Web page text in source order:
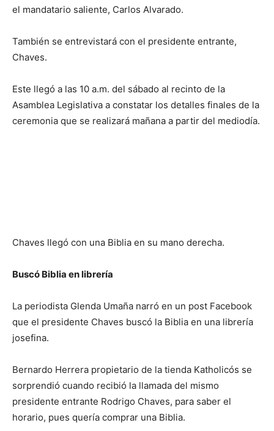
el mandatario saliente, Carlos Alvarado.
También se entrevistará con el presidente entrante,
Chaves.
Este llegó a las 10 a.m. del sábado al recinto de la
Asamblea Legislativa a constatar los detalles finales de la
ceremonia que se realizará mañana a partir del mediodía.
Chaves llegó con una Biblia en su mano derecha.
Buscó Biblia en librería
La periodista Glenda Umaña narró en un post Facebook
que el presidente Chaves buscó la Biblia en una librería
josefina.
Bernardo Herrera propietario de la tienda Katholicós se
sorprendió cuando recibió la llamada del mismo
presidente entrante Rodrigo Chaves, para saber el
horario, pues quería comprar una Biblia.